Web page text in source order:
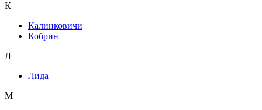
К
Калинковичи
Кобрин
Л
Лида
М